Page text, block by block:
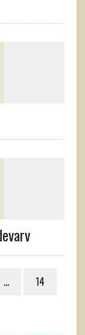
…
14